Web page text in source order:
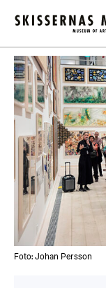
Kalender / Guidad
Foto: Johan Persson